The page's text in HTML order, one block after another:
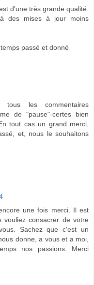
d'une très grande qualité.
des mises à jour moins
passé et donné
les commentaires
de "pause"-certes bien
tout cas un grand merci,
et, nous le souhaitons
une fois merci. Il est
vouliez consacrer de votre
Sachez que c'est un
donne, a vous et a moi,
nos passions. Merci